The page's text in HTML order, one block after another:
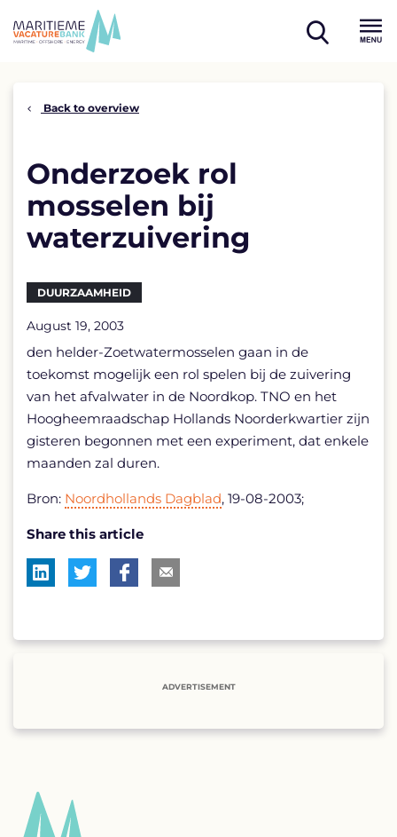
open
Back to overview
Onderzoek rol
mosselen bij
waterzuivering
DUURZAAMHEID
August 19, 2003
den helder-Zoetwatermosselen gaan in de
toekomst mogelijk een rol spelen bij de zuivering
van het afvalwater in de Noordkop. TNO en het
Hoogheemraadschap Hollands Noorderkwartier zijn
gisteren begonnen met een experiment, dat enkele
maanden zal duren.
Bron: Noordhollands Dagblad, 19-08-2003;
Share this article
ADVERTISEMENT